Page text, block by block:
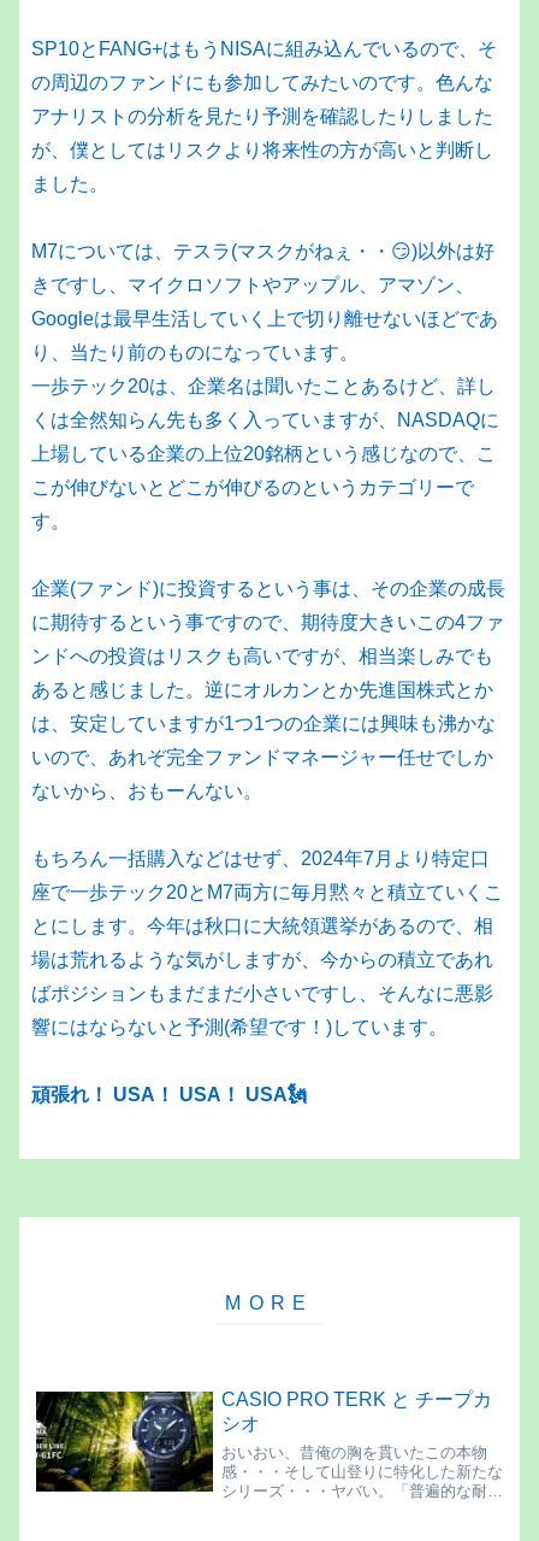
SP10とFANG+はもうNISAに組み込んでいるので、そ
の周辺のファンドにも参加してみたいのです。色んな
アナリストの分析を見たり予測を確認したりしました
が、僕としてはリスクより将来性の方が高いと判断し
ました。
M7については、テスラ(マスクがねぇ・・😏)以外は好
きですし、マイクロソフトやアップル、アマゾン、
Googleは最早生活していく上で切り離せないほどであ
り、当たり前のものになっています。
一歩テック20は、企業名は聞いたことあるけど、詳し
くは全然知らん先も多く入っていますが、NASDAQに
上場している企業の上位20銘柄という感じなので、こ
こが伸びないとどこが伸びるのというカテゴリーで
す。
企業(ファンド)に投資するという事は、その企業の成長
に期待するという事ですので、期待度大きいこの4ファ
ンドへの投資はリスクも高いですが、相当楽しみでも
あると感じました。逆にオルカンとか先進国株式とか
は、安定していますが1つ1つの企業には興味も沸かな
いので、あれぞ完全ファンドマネージャー任せでしか
ないから、おもーんない。
もちろん一括購入などはせず、2024年7月より特定口
座で一歩テック20とM7両方に毎月黙々と積立ていくこ
とにします。今年は秋口に大統領選挙があるので、相
場は荒れるような気がしますが、今からの積立であれ
ばポジションもまだまだ小さいですし、そんなに悪影
響にはならないと予測(希望です！)しています。
頑張れ！ USA ！ USA！ USA🗽
CASIO PRO TERK と チープカ
シオ
おいおい、昔俺の胸を貫いたこの本物
感・・・そして山登りに特化した新たな
シリーズ・・・ヤバい。「普遍的な耐久